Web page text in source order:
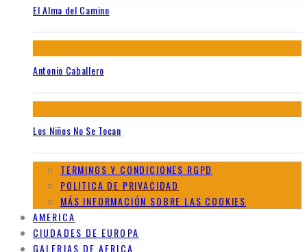
El Alma del Camino
Antonio Caballero
Los Niños No Se Tocan
TERMINOS Y CONDICIONES RGPD
POLITICA DE PRIVACIDAD
MÁS INFORMACIÓN SOBRE LAS COOKIES
AMERICA
CIUDADES DE EUROPA
GALERIAS DE AFRICA